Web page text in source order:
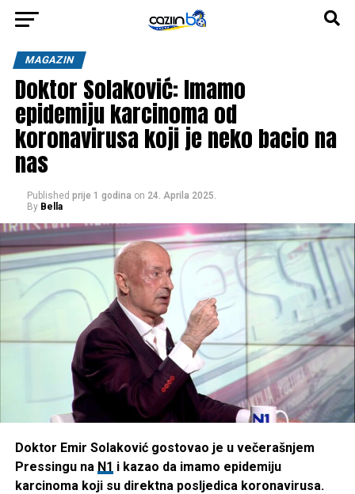
MAGAZIN
Doktor Solaković: Imamo
epidemiju karcinoma od
koronavirusa koji je neko bacio na
nas
Published prije 1 godina on 24. Aprila 2025.
By Bella
Doktor Emir Solaković gostovao je u večerašnjem
Pressingu na N1 i kazao da imamo epidemiju
karcinoma koji su direktna posljedica koronavirusa.